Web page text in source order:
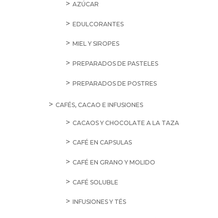
AZÚCAR
EDULCORANTES
MIEL Y SIROPES
PREPARADOS DE PASTELES
PREPARADOS DE POSTRES
CAFÉS, CACAO E INFUSIONES
CACAOS Y CHOCOLATE A LA TAZA
CAFÉ EN CAPSULAS
CAFÉ EN GRANO Y MOLIDO
CAFÉ SOLUBLE
INFUSIONES Y TÉS